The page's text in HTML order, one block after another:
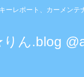
レポート、カーメンテ
ん.blog